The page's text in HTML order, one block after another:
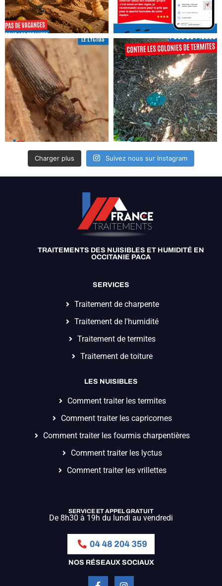
Charger plus Suivez nous sur Instagram
TRAITEMENTS DES NUISIBLES ET HUMIDITÉ EN
OCCITANIE PACA
SERVICES
Traitement de charpente
Traitement de l'humidité
Traitement de termites
Traitement de toiture
LES NUISIBLES
Comment traiter les termites
Comment traiter les capricornes
Comment traiter les fourmis charpentières
Comment traiter les lyctus
Comment traiter les vrillettes
SERVICE ET APPEL GRATUIT
De 8h30 à 19h du lundi au vendredi
NOS RÉSEAUX SOCIAUX